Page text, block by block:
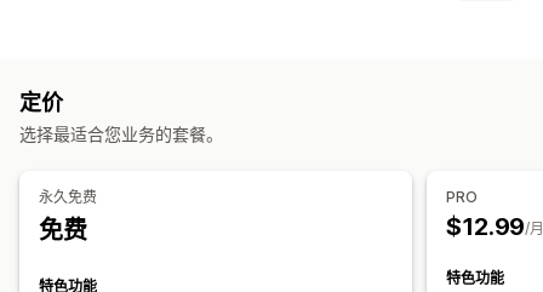
自定义
颜色和字体
品牌营销 字段
文件管理
批量下载
打印和导出 报告
注册
税号验证
报告和申报
定价
选择最适合您业务的套餐。
永久免费
免费
特色功能
PRO
$12.99/
特色功能